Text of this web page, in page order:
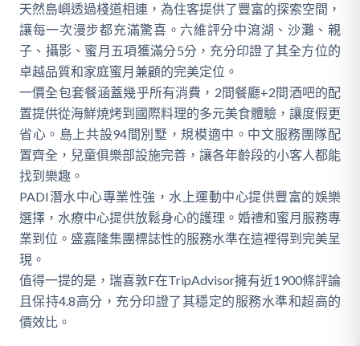
天然島嶼透過棧道相連，為住客提供了豐富的探索空間，
讓每一次漫步都充滿驚喜。六維評分中瀉湖、沙灘、親
子、攝影、蜜月五項獲滿分5分，充分印證了其全方位的
卓越品質和家庭蜜月兼顧的完美定位。
一價全包套餐涵蓋幾乎所有消費，2間餐廳+2間酒吧的配
置提供從海鮮燒烤到國際料理的多元美食體驗，讓度假更
省心。島上共設94間別墅，規模適中。中文服務團隊配
置齊全，兒童俱樂部設施完善，讓各年齡段的小客人都能
找到樂趣。
PADI潛水中心專業性強，水上運動中心提供豐富的娛樂
選擇，水療中心提供放鬆身心的護理。婚禮和蜜月服務專
業到位。盛嘉隆集團標誌性的服務水準在這裡得到完美呈
現。
值得一提的是，瑞喜敦F在TripAdvisor擁有近1900條評論
且保持4.8高分，充分印證了其穩定的服務水準和超高的
價效比。